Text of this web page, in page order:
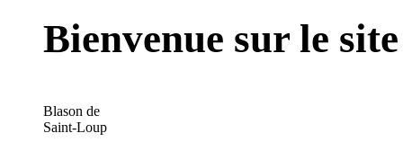
Bienvenue sur le
Blason de
Saint-Loup